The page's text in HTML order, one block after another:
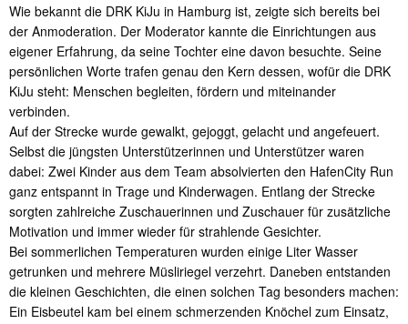
Wie bekannt die DRK KiJu in Hamburg ist, zeigte sich bereits bei
der Anmoderation. Der Moderator kannte die Einrichtungen aus
eigener Erfahrung, da seine Tochter eine davon besuchte. Seine
persönlichen Worte trafen genau den Kern dessen, wofür die DRK
KiJu steht: Menschen begleiten, fördern und miteinander
verbinden.
Auf der Strecke wurde gewalkt, gejoggt, gelacht und angefeuert.
Selbst die jüngsten Unterstützerinnen und Unterstützer waren
dabei: Zwei Kinder aus dem Team absolvierten den HafenCity Run
ganz entspannt in Trage und Kinderwagen. Entlang der Strecke
sorgten zahlreiche Zuschauerinnen und Zuschauer für zusätzliche
Motivation und immer wieder für strahlende Gesichter.
Bei sommerlichen Temperaturen wurden einige Liter Wasser
getrunken und mehrere Müsliriegel verzehrt. Daneben entstanden
die kleinen Geschichten, die einen solchen Tag besonders machen:
Ein Eisbeutel kam bei einem schmerzenden Knöchel zum Einsatz,